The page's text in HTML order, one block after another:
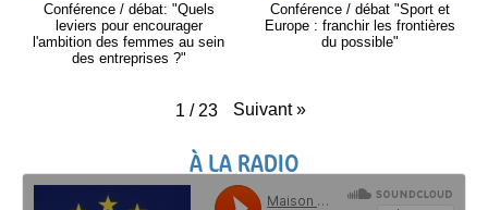
Conférence / débat: "Quels
leviers pour encourager
l'ambition des femmes au sein
des entreprises ?"
Conférence / débat "Sport et
Europe : franchir les frontières
du possible"
1 / 23 Suivant »
À LA RADIO